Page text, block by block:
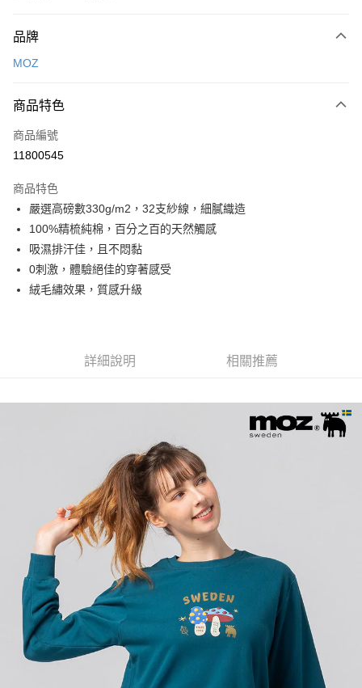
信用卡一次付款
Apple Pay
街口支付
Google Pay
全盈+PAY
大哥付你分期
相關說明
【大哥付你分期使用說明】
3.實際核准額度、可分期數及費用金額請依後續交易確認頁面所載為準。
1.分期款項不併入電信帳單，「大哥付你分期」於每月結算日後寄送繳費提
2.透過簡訊連結打開帳單後，可選擇「超商條碼／台灣大直營門市／銀行轉
帳／街口支付／iPASS MONEY」等通路繳費。
【注意事項】
1.本服務係由「台灣大哥大股份有限公司」（以下簡稱本公司）所提供，讓
用戶於交易時，得透過本服務購買商品或服務，並由商店將買賣／分期付款
買賣價金債權讓與本公司後，依約使用本公司帳單繳交帳款。
2.基於同意付款使用「大哥付你分期」之契約關係目的，商店將以您的個人
資料（包含姓名、電話或地址）提供予台灣大哥大進項蒐集、處理及利用，
由本公司與您本人進行分期帳單所需資料之確認、核對及更正。
3.完整用戶服務條款，請詳閱以下連結：https://oppay.tw/userRule
AFTEE先享後付是「在收到商品之後才付款」的支付方式。 讓您購物簡單
２．便利：只要手機號碼，簡訊認證，即可結帳。
【「AFTEE先享後付」結帳流程】
１．於結帳方式選擇「AFTEE先享後付」後，將跳轉至「AFTEE先享後付」
結帳頁面，進行簡訊認證並確認金額後，即可完成結帳。
２．訂單成立數日內，您將收到繳費通知簡訊。
３．收到繳費通知簡訊後14天內，點擊此簡訊中的連結，可透過四大超商／
ATM／網路銀行／等多元方式進行付款，方視為交易完成。
※ 請注意：結帳手續完成當下不需立刻繳費，但若您需要取消訂單，請聯絡
購買商品的店家。未經商家同意取消之訂單仍視為有效，需透過AFTEE先享
後付繳納相關費用。
※ 交易是否成功請以「AFTEE先享後付 」之結帳頁面顯示為準，若有關於
是否繳費成功／繳費後需取消欲退款等相關疑問，請聯繫「AFTEE先享後付
客戶支援中心」https://netprotections.freshdesk.com/support/home
【注意事項】
１．透過由恩沛科技股份有限公司提供之「AFTEE先享後付」服務完成之交
易，需依本服務之必要範圍內提供個人資料，並將交易相關給付款項請求債
權轉讓予恩沛科技股份有限公司。
每筆NT$70，滿NT$899(含以上)免運費
每筆NT$70，滿NT$899(含以上)免運費
每筆NT$100，滿NT$1,000(含以上)免運費
京站台北店客服中心(1F星巴克旁) 即日起不提供京站紙袋，取件時
請自備購物袋，若需購買紙袋可現場詢問
免運費
品牌
MOZ
商品特色
商品編號
11800545
商品特色
嚴選高磅數330g/m2，32支紗線，細膩織造
100%精梳純棉，百分之百的天然觸感
吸濕排汗佳，且不悶黏
0刺激，體驗絕佳的穿著感受
絨毛繡效果，質感升級
詳細說明 相關推薦